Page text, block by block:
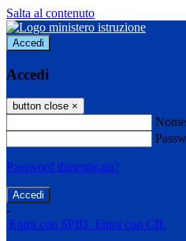
Salta al contenuto
Accedi
Accedi
button close ×
Password dimenticata?
-
Entra con SPID Entra con CIE